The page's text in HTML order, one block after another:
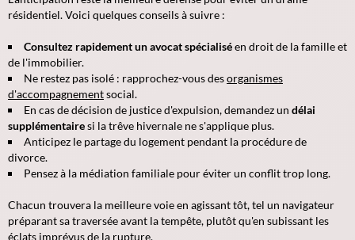
résidentiel. Voici quelques conseils à suivre :
Consultez rapidement un avocat spécialiséen droit de la famille et
de l'immobilier.
Ne restez pas isolé : rapprochez-vous desorganismes
d'accompagnementsocial.
En cas de décision de justice d'expulsion, demandez un délai
supplémentairesi la trêve hivernale ne s'applique plus.
Anticipez le partage du logement pendant la procédure de
divorce.
Pensez à la médiation familiale pour éviter un conflit trop long.
Chacun trouvera la meilleure voie en agissant tôt, tel un navigateur
préparant sa traversée avant la tempête, plutôt qu'en subissant les
éclats imprévus de la rupture.